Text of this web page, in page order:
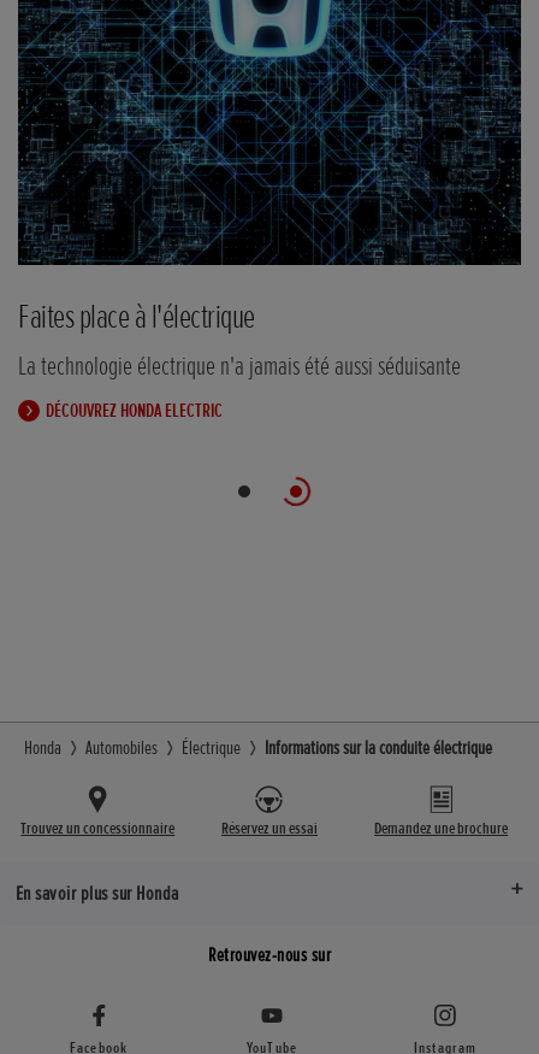
Faites place à l'électrique
La technologie électrique n'a jamais été aussi séduisante
DÉCOUVREZ HONDA ELECTRIC
Honda Automobiles Électrique Informations sur la conduite électrique
Trouvez un concessionnaire Réservez un essai Demandez une brochure
En savoir plus sur Honda
Retrouvez-nous sur
Facebook YouTube Instagram